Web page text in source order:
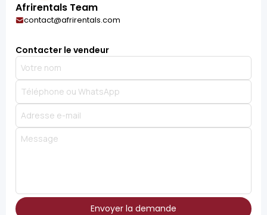
Afrirentals Team
contact@afrirentals.com
Contacter le vendeur
Envoyer la demande